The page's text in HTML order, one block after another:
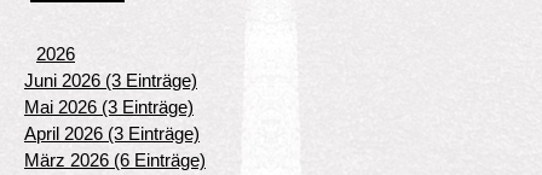
2026
Juni 2026 (3 Einträge)
Mai 2026 (3 Einträge)
April 2026 (3 Einträge)
März 2026 (6 Einträge)